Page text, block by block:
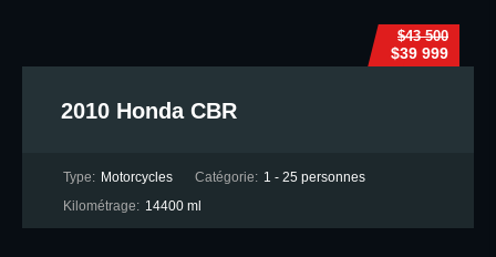
$43 500
$39 999
2010 Honda CBR
Type: Motorcycles Catégorie: 1 - 25 personnes
Kilométrage: 14400 ml